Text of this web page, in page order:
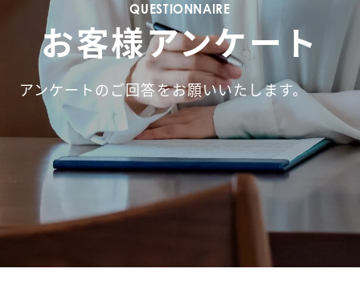
QUESTIONNAIRE
お客様アンケート
アンケートのご回答をお願いいたします。